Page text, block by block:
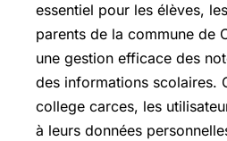
essentiel pour les élèves,
parents de la commune de
une gestion efficace des
des informations scolaires.
college carces, les
à leurs données